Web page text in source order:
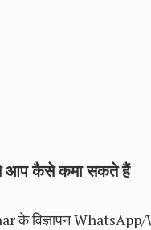
आप कैसे कमा सकते हैं
के विज्ञापन